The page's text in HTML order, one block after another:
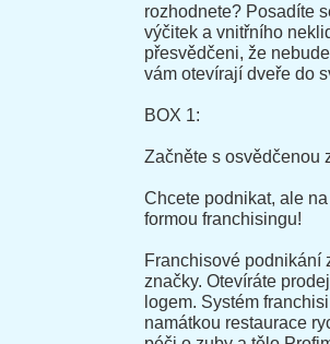
rozhodnete? Posadíte
výčitek a vnitřního
přesvědčeni, že
vám otevírají dveře do
BOX 1:
Začněte s osvědčenou
Chcete podnikat, ale
formou franchisingu!
Franchisové podnikání
značky. Otevíráte
logem. Systém
namátkou restaurace